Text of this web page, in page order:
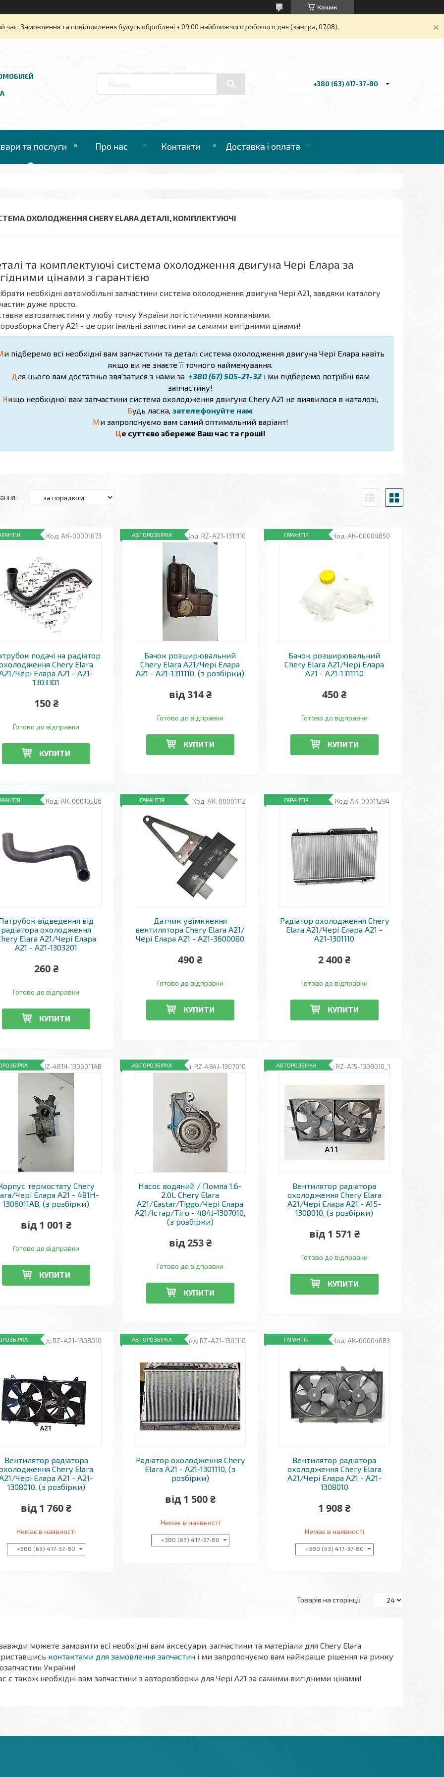
Кошик
час. Замовлення та повідомлення будуть оброблені з 09:00 найближчого робочого дня (завтра, 07.08).
+380 (63) 417-37-80
та послуги Про нас Контакти Доставка і оплата
ОХОЛОДЖЕННЯ CHERY ELARA ДЕТАЛІ, КОМПЛЕКТУЮЧІ
та комплектуючі система охолодження двигуна Чері Елара за
цінами з гарантією
необхідні автомобільні запчастини система охолодження двигуна Чері А21, завдяки каталогу
дуже просто.
автозапчастини у любу точку України логістичними компаніями.
Chery A21 - це оригінальні запчастини за самими вигідними цінами!
и підберемо всі необхідні вам запчастини та деталі система охолодження двигуна Чері Елара навіть
якщо ви не знаєте її точного найменування.
Для цього вам достатньо звя'затися з нами за +380 (67) 505-21-32і ми підберемо потрібні вам
запчастину!
Якщо необхідної вам запчастини система охолодження двигуна Chery A21 не виявилося в каталозі,
Будь ласка, зателефонуйте нам.
Ми запропонуємо вам самий оптимальний варіант!
Це суттєво збереже Ваш час та гроші!
АК-00001073
подачі на радіатор
Chery Elara
Чері Елара A21 - A21-
1303301
150 ₴
Готово до відправки
КУПИТИ
RZ-А21-1311110
АВТОРОЗБІРКА
Бачок розширювальний
Chery Elara A21/Чері Елара
A21 - А21-1311110, (з розбірки)
від 314 ₴
Готово до відправки
КУПИТИ
АК-00004850
ГАРАНТІЯ
Бачок розширювальний
Chery Elara A21/Чері Елара
A21 - A21-1311110
450 ₴
Готово до відправки
КУПИТИ
АК-00010586
відведення від
радіатора охолодження
Elara A21/Чері Елара
A21 - A21-1303201
260 ₴
Готово до відправки
КУПИТИ
АК-00001112
ГАРАНТІЯ
Датчик увімкнення
вентилятора Chery Elara A21/
Чері Елара A21 - A21-3600080
490 ₴
Готово до відправки
КУПИТИ
АК-00011294
ГАРАНТІЯ
Радіатор охолодження Chery
Elara A21/Чері Елара A21 -
A21-1301110
2 400 ₴
Готово до відправки
КУПИТИ
RZ-481H-1306011AB
термостату Chery
Чері Елара A21 - 481H-
1306011AB, (з розбірки)
від 1 001 ₴
Готово до відправки
КУПИТИ
RZ-484J-1307010
АВТОРОЗБІРКА
Насос водяний / Помпа 1.6-
2.0L Chery Elara
A21/Eastar/Tiggo/Чері Елара
A21/Істар/Тіго - 484J-1307010,
(з розбірки)
від 253 ₴
Готово до відправки
КУПИТИ
RZ-A15-1308010_1
АВТОРОЗБІРКА
Вентилятор радіатора
охолодження Chery Elara
A21/Чері Елара A21 - A15-
1308010, (з розбірки)
від 1 571 ₴
Готово до відправки
КУПИТИ
RZ-A21-1308010
Вентилятор радіатора
Chery Elara
Чері Елара A21 - A21-
1308010, (з розбірки)
від 1 760 ₴
Немає в наявності
+380 (63) 417-37-80
RZ-A21-1301110
АВТОРОЗБІРКА
Радіатор охолодження Chery
Elara A21 - A21-1301110, (з
розбірки)
від 1 500 ₴
Немає в наявності
+380 (63) 417-37-80
АК-00004683
ГАРАНТІЯ
Вентилятор радіатора
охолодження Chery Elara
A21/Чері Елара A21 - A21-
1308010
1 908 ₴
Немає в наявності
+380 (63) 417-37-80
можете замовити всі необхідні вам аксесуари, запчастини та матеріали для Chery Elara
контактами для замовлення запчастин і ми запропонуємо вам найкраще рішення на ринку
України!
є також необхідні вам запчастини з авторозборки для Чері А21 за самими вигідними цінами!